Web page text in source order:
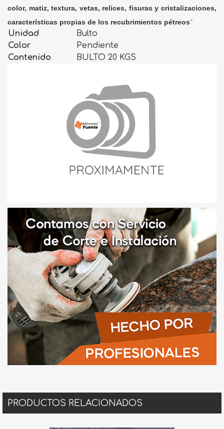
color, matiz, textura, vetas, relices, fisuras y cristalizaciones,
características propias de los recubrimientos pétreos"
Unidad
Bulto
Color
Pendiente
Contenido
BULTO 20 KGS
PRODUCTOS RELACIONADOS